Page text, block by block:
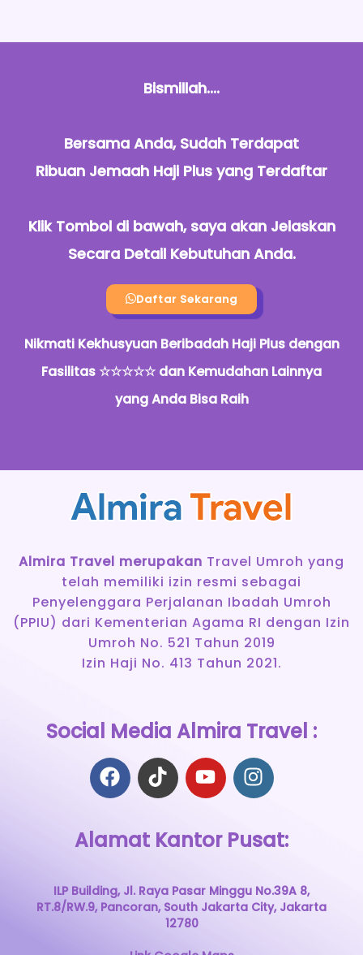
Bismillah....
Bersama Anda, Sudah Terdapat
Ribuan Jemaah Haji Plus yang Terdaftar
Klik Tombol di bawah, saya akan Jelaskan
Secara Detail Kebutuhan Anda.
Daftar Sekarang
Nikmati Kekhusyuan Beribadah Haji Plus dengan
Fasilitas ☆☆☆☆☆ dan Kemudahan Lainnya
yang Anda Bisa Raih
Almira Travel merupakan Travel Umroh yang
telah memiliki izin resmi sebagai
Penyelenggara Perjalanan Ibadah Umroh
(PPIU) dari Kementerian Agama RI dengan Izin
Umroh No. 521 Tahun 2019
Izin Haji No. 413 Tahun 2021.
Social Media Almira Travel :
Alamat Kantor Pusat:
ILP Building, Jl. Raya Pasar Minggu No.39A 8,
RT.8/RW.9, Pancoran, South Jakarta City, Jakarta
12780